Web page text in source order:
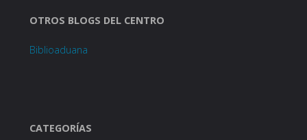
OTROS BLOGS DEL CENTRO
Biblioaduana
CATEGORÍAS